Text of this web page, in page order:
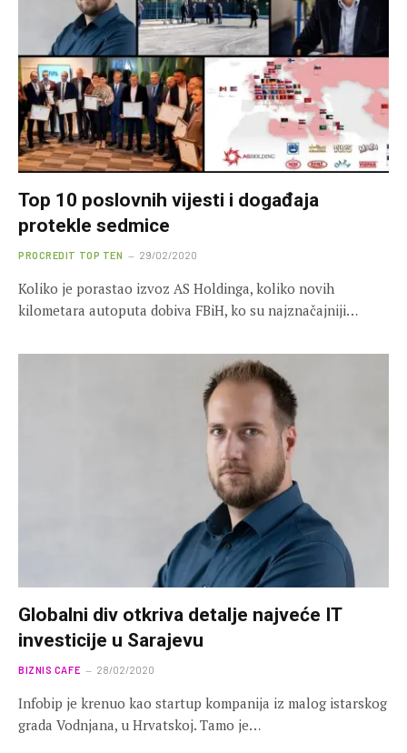
Top 10 poslovnih vijesti i događaja
protekle sedmice
PROCREDIT TOP TEN 29/02/2020
Koliko je porastao izvoz AS Holdinga, koliko novih
kilometara autoputa dobiva FBiH, ko su najznačajniji…
Globalni div otkriva detalje najveće IT
investicije u Sarajevu
BIZNIS CAFE 28/02/2020
Infobip je krenuo kao startup kompanija iz malog istarskog
grada Vodnjana, u Hrvatskoj. Tamo je…